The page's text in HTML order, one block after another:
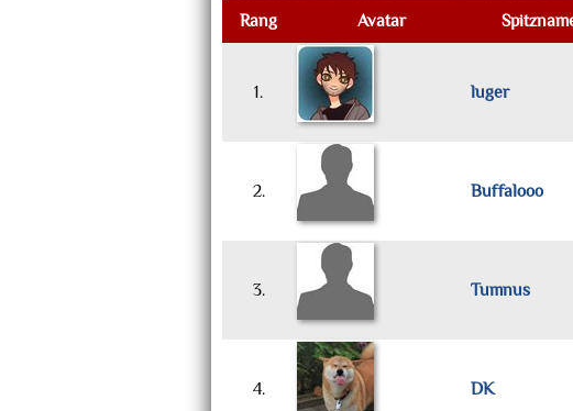
Rang Avatar
1. luger
2. Buffalooo
3. Tumnus
4. DK